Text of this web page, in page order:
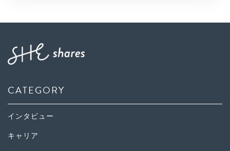
CATEGORY
インタビュー
キャリア